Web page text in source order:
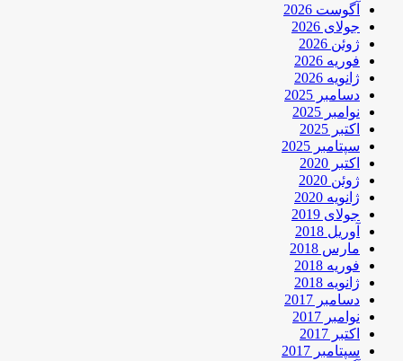
آگوست 2026
جولای 2026
ژوئن 2026
فوریه 2026
ژانویه 2026
دسامبر 2025
نوامبر 2025
اکتبر 2025
سپتامبر 2025
اکتبر 2020
ژوئن 2020
ژانویه 2020
جولای 2019
آوریل 2018
مارس 2018
فوریه 2018
ژانویه 2018
دسامبر 2017
نوامبر 2017
اکتبر 2017
سپتامبر 2017